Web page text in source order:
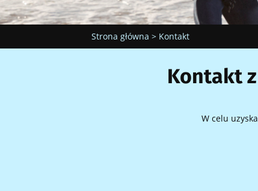
Strona główna > Kontakt
Kontakt
W celu